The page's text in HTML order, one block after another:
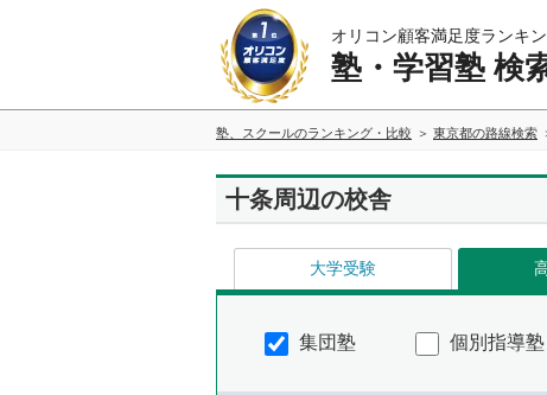
オリコン顧客満足度ランキ
塾・学習塾 検
塾、スクールのランキング・比較 東京都の路線検索
十条周辺の校舎
大学受験
集団塾 個別指導塾